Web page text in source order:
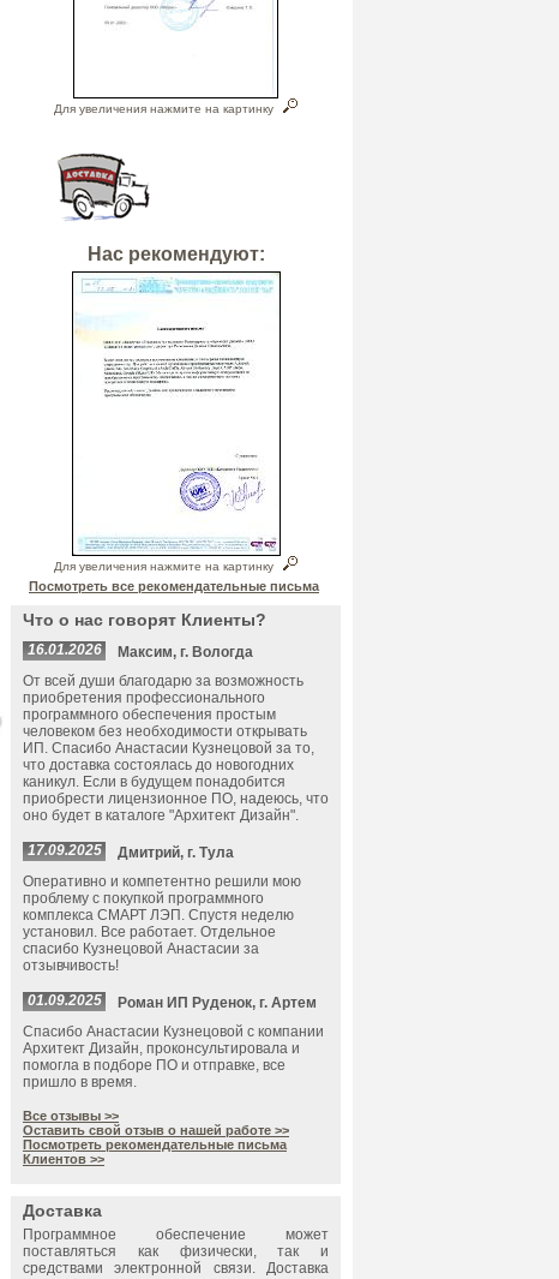
Для увеличения нажмите на картинку
Нас рекомендуют:
Для увеличения нажмите на картинку
Посмотреть все рекомендательные письма
Что о нас говорят Клиенты?
16.01.2026
Максим, г. Вологда
От всей души благодарю за возможность
приобретения профессионального
программного обеспечения простым
человеком без необходимости открывать
ИП. Спасибо Анастасии Кузнецовой за то,
что доставка состоялась до новогодних
каникул. Если в будущем понадобится
приобрести лицензионное ПО, надеюсь, что
оно будет в каталоге "Архитект Дизайн".
17.09.2025
Дмитрий, г. Тула
Оперативно и компетентно решили мою
проблему с покупкой программного
комплекса СМАРТ ЛЭП. Спустя неделю
установил. Все работает. Отдельное
спасибо Кузнецовой Анастасии за
отзывчивость!
01.09.2025
Роман ИП Руденок, г. Артем
Спасибо Анастасии Кузнецовой с компании
Архитект Дизайн, проконсультировала и
помогла в подборе ПО и отправке, все
пришло в время.
Все отзывы >>
Оставить свой отзыв о нашей работе >>
Посмотреть рекомендательные письма
Клиентов >>
Доставка
Программное обеспечение может
поставляться как физически, так и
средствами электронной связи. Доставка